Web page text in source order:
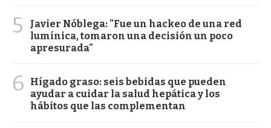
5
Javier Nóblega: "Fue un hackeo de una red
lumínica, tomaron una decisión un poco
apresurada"
6
Hígado graso: seis bebidas que pueden
ayudar a cuidar la salud hepática y los
hábitos que las complementan